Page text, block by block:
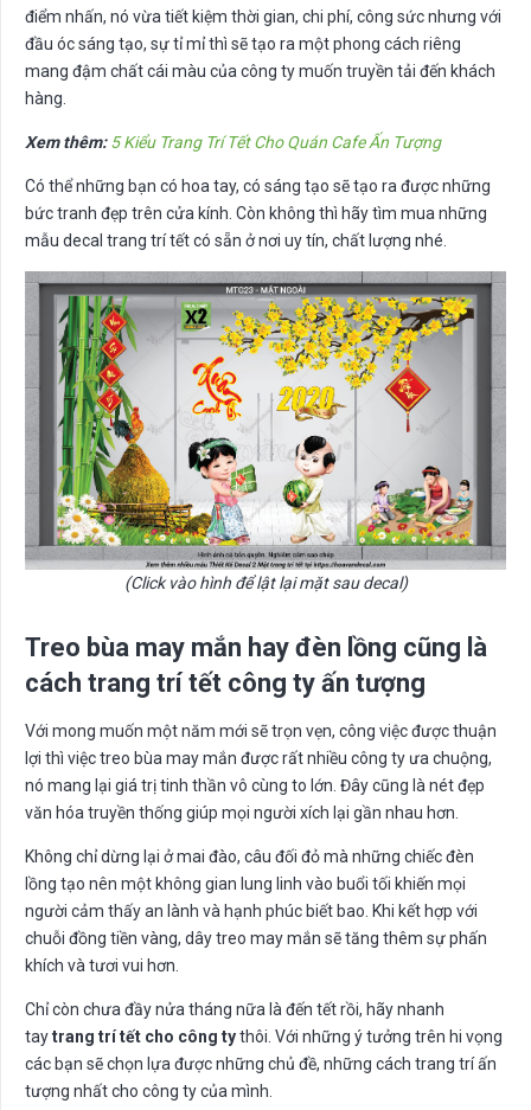
điểm nhấn, nó vừa tiết kiệm thời gian, chi phí, công sức nhưng với
đầu óc sáng tạo, sự tỉ mỉ thì sẽ tạo ra một phong cách riêng
mang đậm chất cái màu của công ty muốn truyền tải đến khách
hàng.
Xem thêm: 5 Kiểu Trang Trí Tết Cho Quán Cafe Ấn Tượng
Có thể những bạn có hoa tay, có sáng tạo sẽ tạo ra được những
bức tranh đẹp trên cửa kính. Còn không thì hãy tìm mua những
mẫu decal trang trí tết có sẵn ở nơi uy tín, chất lượng nhé.
(Click vào hình để lật lại mặt sau decal)
Treo bùa may mắn hay đèn lồng cũng là
cách trang trí tết công ty ấn tượng
Với mong muốn một năm mới sẽ trọn vẹn, công việc được thuận
lợi thì việc treo bùa may mắn được rất nhiều công ty ưa chuộng,
nó mang lại giá trị tinh thần vô cùng to lớn. Đây cũng là nét đẹp
văn hóa truyền thống giúp mọi người xích lại gần nhau hơn.
Không chỉ dừng lại ở mai đào, câu đối đỏ mà những chiếc đèn
lồng tạo nên một không gian lung linh vào buổi tối khiến mọi
người cảm thấy an lành và hạnh phúc biết bao. Khi kết hợp với
chuỗi đồng tiền vàng, dây treo may mắn sẽ tăng thêm sự phấn
khích và tươi vui hơn.
Chỉ còn chưa đầy nửa tháng nữa là đến tết rồi, hãy nhanh
taytrang trí tết cho công tythôi. Với những ý tưởng trên hi vọng
các bạn sẽ chọn lựa được những chủ đề, những cách trang trí ấn
tượng nhất cho công ty của mình.